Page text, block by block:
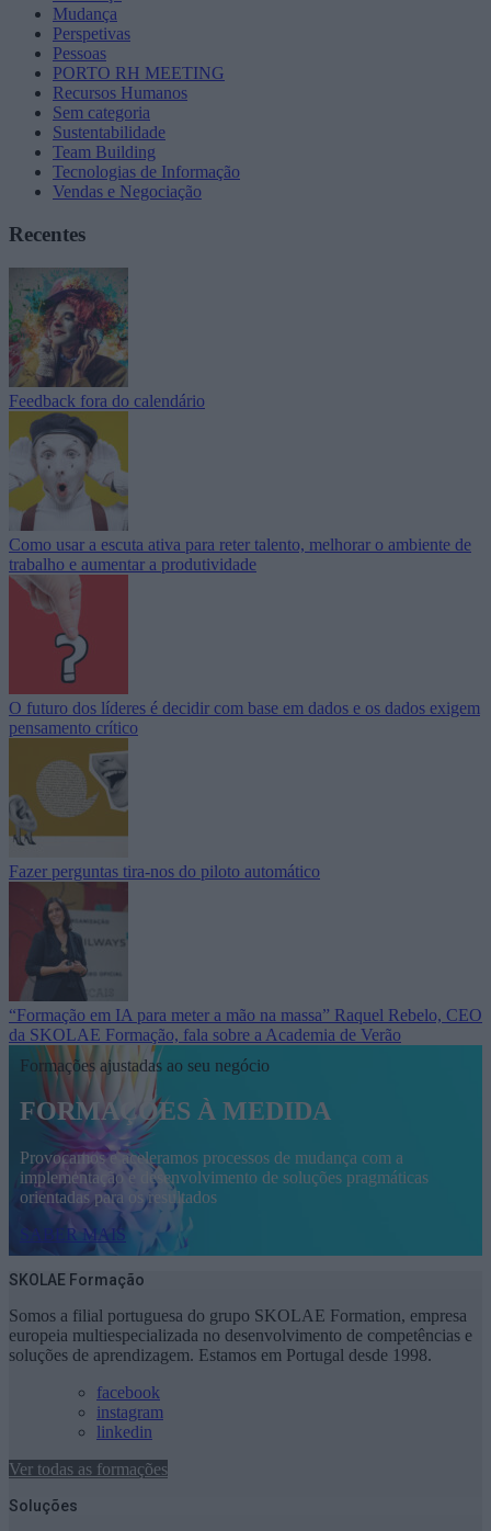
Mudança
Perspetivas
Pessoas
PORTO RH MEETING
Recursos Humanos
Sem categoria
Sustentabilidade
Team Building
Tecnologias de Informação
Vendas e Negociação
Recentes
Feedback fora do calendário
Como usar a escuta ativa para reter talento, melhorar o ambiente de
trabalho e aumentar a produtividade
O futuro dos líderes é decidir com base em dados e os dados exigem
pensamento crítico
Fazer perguntas tira-nos do piloto automático
“Formação em IA para meter a mão na massa” Raquel Rebelo, CEO
da SKOLAE Formação, fala sobre a Academia de Verão
Formações ajustadas ao seu negócio
FORMAÇÕES À MEDIDA
Provocamos e aceleramos processos de mudança com a
implementação e desenvolvimento de soluções pragmáticas
orientadas para os resultados
SABER MAIS
SKOLAE Formação
Somos a filial portuguesa do grupo SKOLAE Formation, empresa
europeia multiespecializada no desenvolvimento de competências e
soluções de aprendizagem. Estamos em Portugal desde 1998.
facebook
instagram
linkedin
Ver todas as formações
Soluções